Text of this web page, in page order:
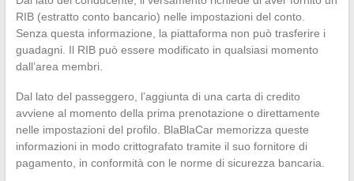
RIB (estratto conto bancario) nelle impostazioni del conto.
Senza questa informazione, la piattaforma non può trasferire i
guadagni. Il RIB può essere modificato in qualsiasi momento
dall’area membri.
Dal lato del passeggero, l’aggiunta di una carta di credito
avviene al momento della prima prenotazione o direttamente
nelle impostazioni del profilo. BlaBlaCar memorizza queste
informazioni in modo crittografato tramite il suo fornitore di
pagamento, in conformità con le norme di sicurezza bancaria.